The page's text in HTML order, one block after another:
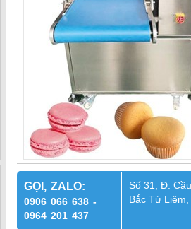
GỌI, ZALO:
0906 066 638 -
0964 201 437
Số 31, Đ.
Bắc Từ